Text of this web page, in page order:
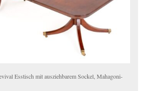
Esstisch mit ausziehbarem Sockel, Mahagoni-